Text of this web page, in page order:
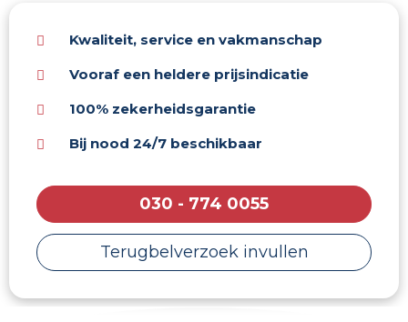
Kwaliteit, service en vakmanschap
Vooraf een heldere prijsindicatie
100% zekerheidsgarantie
Bij nood 24/7 beschikbaar
030 - 774 0055
Terugbelverzoek invullen